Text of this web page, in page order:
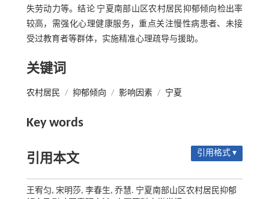
失劳动力等。结论 宁夏南部山区农村居民抑郁倾向检出率
较高，需强化心理健康服务，重点关注慢性病患者、未接
受过教育者等群体，实施精准心理疏导与援助。
关键词
农村居民 / 抑郁倾向 / 影响因素 / 宁夏
Key words
引用本文 引用格式 ▾
王宥匀, 宋明莎, 李春生, 乔慧. 宁夏南部山区农村居民抑郁